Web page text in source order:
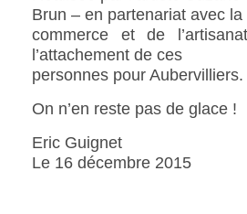
Brun – en partenariat avec
commerce et de
l’attachement de ces
personnes pour Aubervilliers.
On n’en reste pas de glace !
Eric Guignet
Le 16 décembre 2015